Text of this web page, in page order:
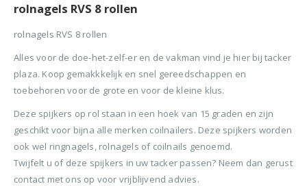
rolnagels RVS 8 rollen
rolnagels RVS 8 rollen
Alles voor de doe-het-zelf-er en de vakman vind je hier bij tacker
plaza. Koop gemakkkelijk en snel gereedschappen en
toebehoren voor de grote en voor de kleine klus.
Deze spijkers op rol staan in een hoek van 15 graden en zijn
geschikt voor bijna alle merken coilnailers. Deze spijkers worden
ook wel ringnagels, rolnagels of coilnails genoemd.
Twijfelt u of deze spijkers in uw tacker passen? Neem dan gerust
contact met ons op voor vrijblijvend advies.
0out of 5
€116,75
(€ 141,27 incl.
BTW)
Stinger Caps 22mm Nieten met Caps voor de CS150B 2000 stuks
Senco PAL70 Coilnailer 45-65mm Dual
0out of 5
€680,00
Oorspronkelijke
prijs
€680,00.
€599,50Huidige
prijs
€599,50.
€725,40incl.
BTW)
(€